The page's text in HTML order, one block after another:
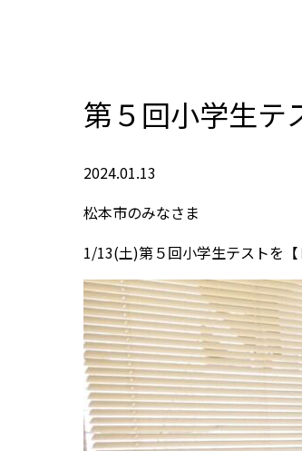
第５回小学生テ
2024.01.13
松本市のみなさま
1/13(土)第５回小学生テストを